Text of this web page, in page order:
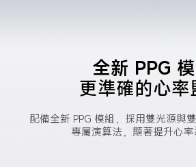
全新 PPG
更準確的心率
配備全新 PPG 模組，採用雙光源與
專屬演算法，顯著提升心率